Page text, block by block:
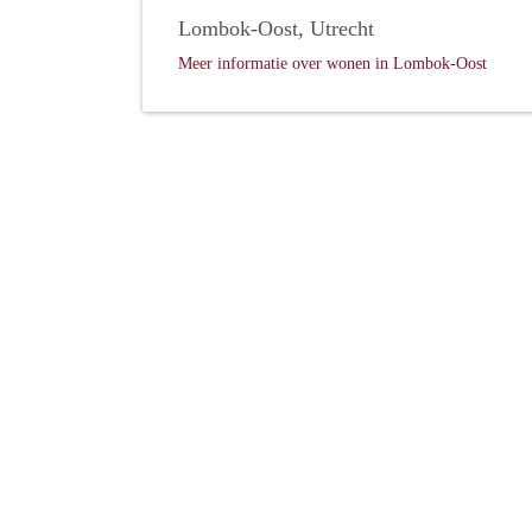
Lombok-Oost, Utrecht
Meer informatie over wonen in Lombok-Oost